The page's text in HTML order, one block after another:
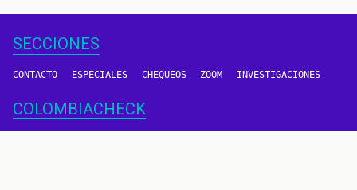
SECCIONES
CONTACTO ESPECIALES CHEQUEOS ZOOM INVESTIGACIONES
COLOMBIACHECK